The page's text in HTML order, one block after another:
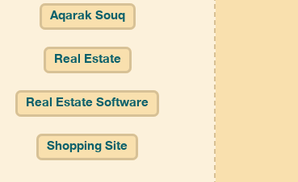
Aqarak Souq
Real Estate
Real Estate Software
Shopping Site